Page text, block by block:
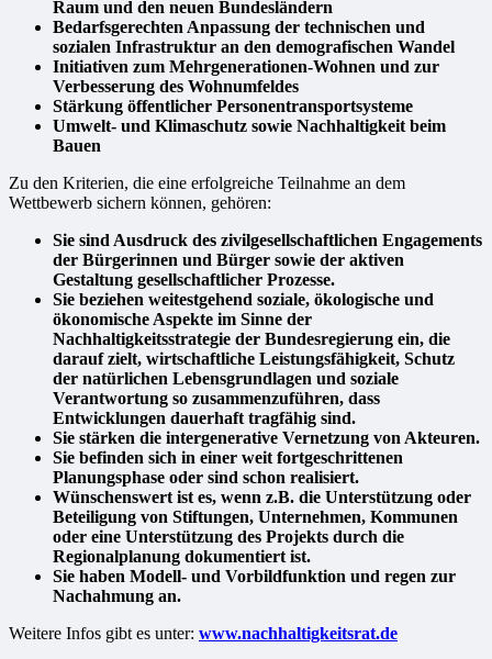
Raum und den neuen Bundesländern
Bedarfsgerechten Anpassung der technischen und
sozialen Infrastruktur an den demografischen Wandel
Initiativen zum Mehrgenerationen-Wohnen und zur
Verbesserung des Wohnumfeldes
Stärkung öffentlicher Personentransportsysteme
Umwelt- und Klimaschutz sowie Nachhaltigkeit beim
Bauen
Zu den Kriterien, die eine erfolgreiche Teilnahme an dem
Wettbewerb sichern können, gehören:
Sie sind Ausdruck des zivilgesellschaftlichen Engagements
der Bürgerinnen und Bürger sowie der aktiven
Gestaltung gesellschaftlicher Prozesse.
Sie beziehen weitestgehend soziale, ökologische und
ökonomische Aspekte im Sinne der
Nachhaltigkeitsstrategie der Bundesregierung ein, die
darauf zielt, wirtschaftliche Leistungsfähigkeit, Schutz
der natürlichen Lebensgrundlagen und soziale
Verantwortung so zusammenzuführen, dass
Entwicklungen dauerhaft tragfähig sind.
Sie stärken die intergenerative Vernetzung von Akteuren.
Sie befinden sich in einer weit fortgeschrittenen
Planungsphase oder sind schon realisiert.
Wünschenswert ist es, wenn z.B. die Unterstützung oder
Beteiligung von Stiftungen, Unternehmen, Kommunen
oder eine Unterstützung des Projekts durch die
Regionalplanung dokumentiert ist.
Sie haben Modell- und Vorbildfunktion und regen zur
Nachahmung an.
Weitere Infos gibt es unter: www.nachhaltigkeitsrat.de